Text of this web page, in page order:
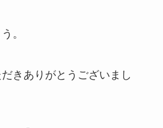
。
きありがとうございまし